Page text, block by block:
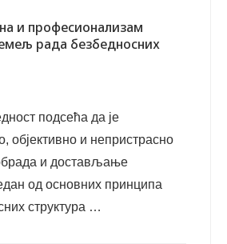
и професионализам
рада безбедносних
подсећа да је
објективно и непристрасно
и достављање
од основних принципа
структура …